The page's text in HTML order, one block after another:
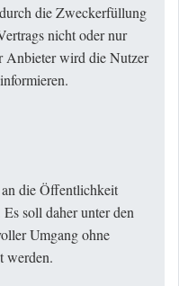
die Zweckerfüllung
nicht oder nur
Anbieter wird die Nutzer
die Öffentlichkeit
soll daher unter den
Umgang ohne
werden.